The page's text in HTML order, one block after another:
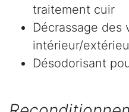
traitement cuir
Décrassage des
intérieur/
Désodorisant